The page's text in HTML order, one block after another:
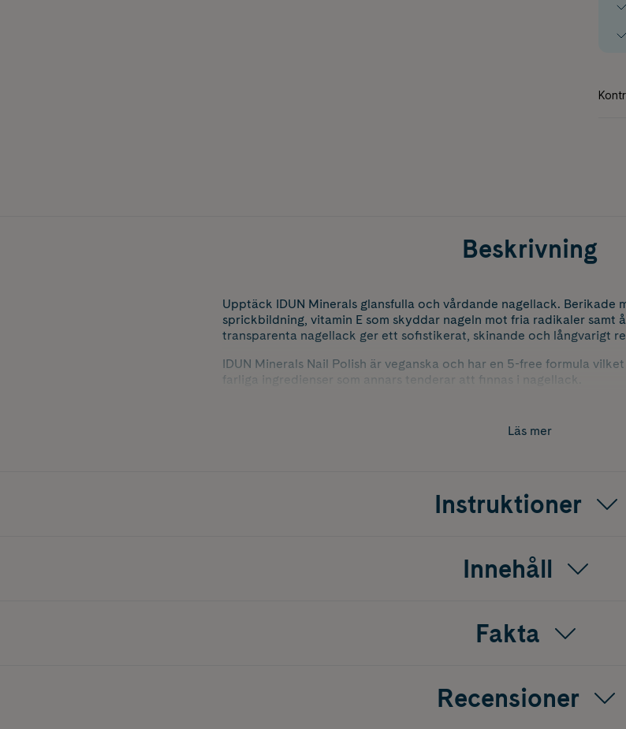
Beskrivning
Upptäck IDUN Minerals glansfulla och vårdande nagellack. Berikade
sprickbildning, vitamin E som skyddar nageln mot fria radikaler samt
transparenta nagellack ger ett sofistikerat, skinande och långvarigt
IDUN Minerals Nail Polish är veganska och har en 5-free formula
farliga ingredienser som annars tenderar att finnas i nagellack.
Läs mer
Instruktioner
Innehåll
Fakta
Recensioner